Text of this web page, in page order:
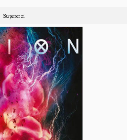
Supereroi